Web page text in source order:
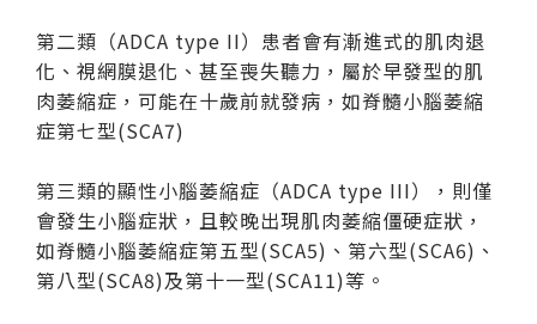
第二類（ADCA type II）患者會有漸進式的肌肉退
化、視網膜退化、甚至喪失聽力，屬於早發型的肌
肉萎縮症，可能在十歲前就發病，如脊髓小腦萎縮
症第七型(SCA7)
第三類的顯性小腦萎縮症（ADCA type III），則僅
會發生小腦症狀，且較晚出現肌肉萎縮僵硬症狀，
如脊髓小腦萎縮症第五型(SCA5)、第六型(SCA6)、
第八型(SCA8)及第十一型(SCA11)等。